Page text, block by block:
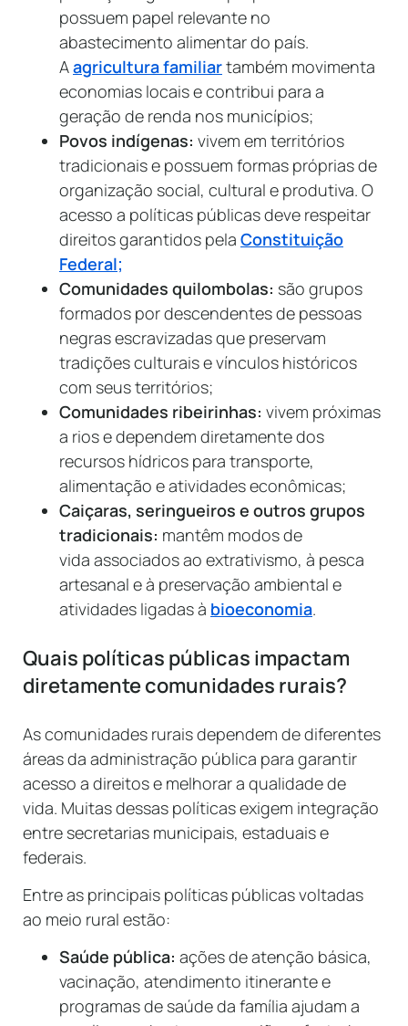
possuem papel relevante no
abastecimento alimentar do país.
Aagricultura familiartambém movimenta
economias locais e contribui para a
geração de renda nos municípios;
Povos indígenas: vivem em territórios
tradicionais e possuem formas próprias de
organização social, cultural e produtiva. O
acesso a políticas públicas deve respeitar
direitos garantidos pela Constituição
Federal;
Comunidades quilombolas: são grupos
formados por descendentes de pessoas
negras escravizadas que preservam
tradições culturais e vínculos históricos
com seus territórios;
Comunidades ribeirinhas: vivem próximas
a rios e dependem diretamente dos
recursos hídricos para transporte,
alimentação e atividades econômicas;
Caiçaras, seringueiros e outros grupos
tradicionais: mantêm modos de
vida associados ao extrativismo, à pesca
artesanal e à preservação ambiental e
atividades ligadas à bioeconomia.
Quais políticas públicas impactam
diretamente comunidades rurais?
As comunidades rurais dependem de diferentes
áreas da administração pública para garantir
acesso a direitos e melhorar a qualidade de
vida. Muitas dessas políticas exigem integração
entre secretarias municipais, estaduais e
federais.
Entre as principais políticas públicas voltadas
ao meio rural estão:
Saúde pública: ações de atenção básica,
vacinação, atendimento itinerante e
programas de saúde da família ajudam a